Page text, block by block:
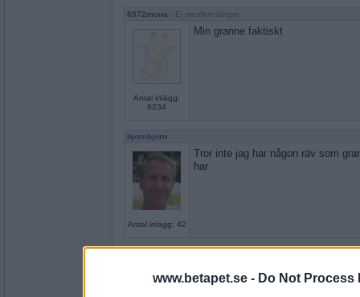
www.betapet.se - Do Not Process
6972mona - Ej medlem längre
Antal inlägg:
9234
Min granne faktiskt
bjornbjorn
Antal inlägg: 42
Tror inte jag har någon räv som
har
Patrik Sjöberg